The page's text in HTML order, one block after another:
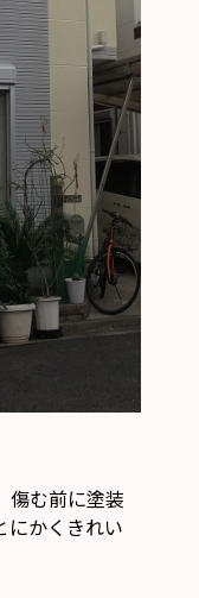
傷む前に塗装
にかくきれい